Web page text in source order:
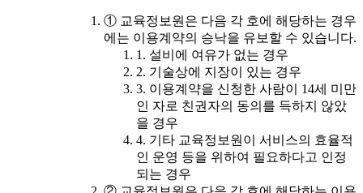
① 교육정보원은 다음 각 호에 해당하는 경우
에는 이용계약의 승낙을 유보할 수 있습니다.
1. 설비에 여유가 없는 경우
2. 기술상에 지장이 있는 경우
3. 이용계약을 신청한 사람이 14세 미만
인 자로 친권자의 동의를 득하지 않았
을 경우
4. 기타 교육정보원이 서비스의 효율적
인 운영 등을 위하여 필요하다고 인정
되는 경우